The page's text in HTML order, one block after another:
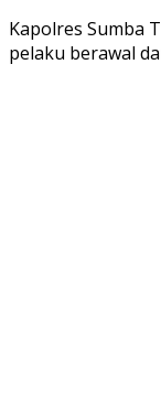
Kapolres Sumba
pelaku berawal